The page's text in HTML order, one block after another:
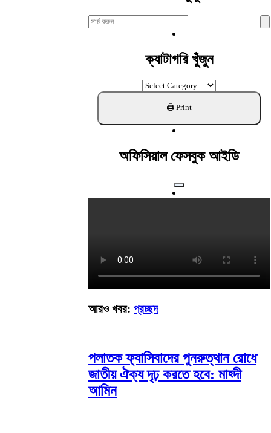
Search
For:
ক্যাটাগরি খুঁজুন
ক্যাটাগরি
খুঁজুন
অফিসিয়াল ফেসবুক আইডি
আরও খবর: প্রচ্ছদ
পলাতক ফ্যাসিবাদের পুনরুত্থান রোধে
জাতীয় ঐক্য দৃঢ় করতে হবে: মাহ্দী
আমিন